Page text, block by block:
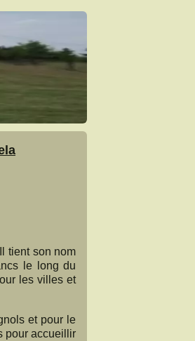
tient son nom
le long du
les villes et
et pour le
pour accueillir